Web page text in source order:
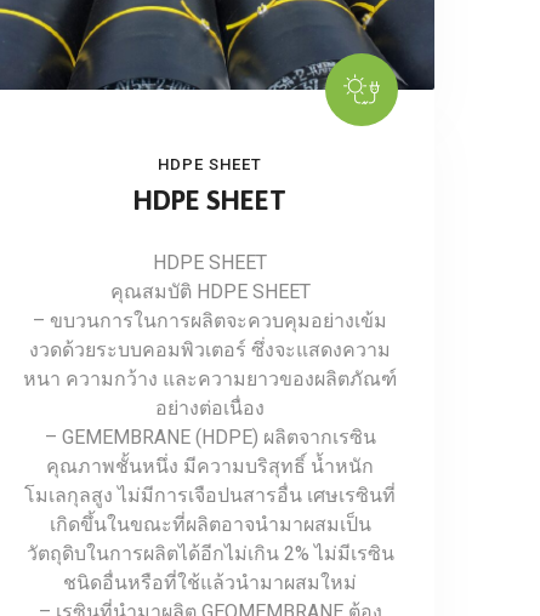
HDPE SHEET
HDPE SHEET
HDPE SHEET
คุณสมบัติ HDPE SHEET
– ขบวนการในการผลิตจะควบคุมอย่างเข้ม
งวดด้วยระบบคอมพิวเตอร์ ซึ่งจะแสดงความ
หนา ความกว้าง และความยาวของผลิตภัณฑ์
อย่างต่อเนื่อง
– GEMEMBRANE (HDPE) ผลิตจากเรซิน
คุณภาพชั้นหนึ่ง มีความบริสุทธิ์ น้ำหนัก
โมเลกุลสูง ไม่มีการเจือปนสารอื่น เศษเรซินที่
เกิดขึ้นในขณะที่ผลิตอาจนำมาผสมเป็น
วัตถุดิบในการผลิตได้อีกไม่เกิน 2% ไม่มีเรซิน
ชนิดอื่นหรือที่ใช้แล้วนำมาผสมใหม่